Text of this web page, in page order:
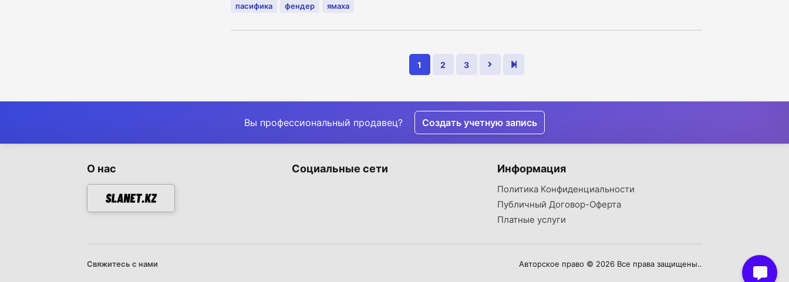
пасифика
фендер ямаха
1 2 3
Вы профессиональный продавец? Создать учетную запись
О нас Социальные сети Информация
Политика Конфиденциальности
Публичный Договор-Оферта
Платные услуги
Свяжитесь с нами Авторское право © 2026 Все права защищены..